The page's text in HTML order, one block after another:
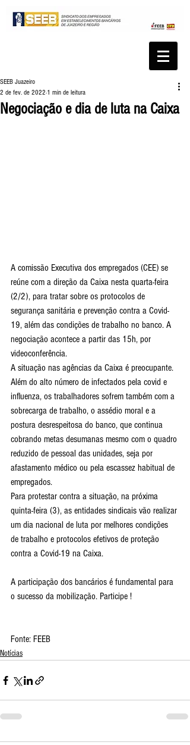
Negociação e dia de luta na Caixa
SEEB Juazeiro
2 de fev. de 2022 1 min de leitura
A comissão Executiva dos empregados (CEE) se
reúne com a direção da Caixa nesta quarta-feira
(2/2), para tratar sobre os protocolos de
segurança sanitária e prevenção contra a Covid-
19, além das condições de trabalho no banco. A
negociação acontece a partir das 15h, por
videoconferência.
A situação nas agências da Caixa é preocupante.
Além do alto número de infectados pela covid e
influenza, os trabalhadores sofrem também com a
sobrecarga de trabalho, o assédio moral e a
postura desrespeitosa do banco, que continua
cobrando metas desumanas mesmo com o quadro
reduzido de pessoal das unidades, seja por
afastamento médico ou pela escassez habitual de
empregados.
Para protestar contra a situação, na próxima
quinta-feira (3), as entidades sindicais vão realizar
um dia nacional de luta por melhores condições
de trabalho e protocolos efetivos de proteção
contra a Covid-19 na Caixa.
A participação dos bancários é fundamental para
o sucesso da mobilização. Participe !
Fonte: FEEB
Notícias